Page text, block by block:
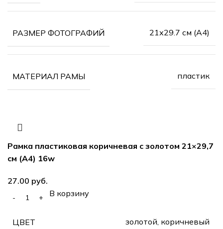
РАЗМЕР ФОТОГРАФИЙ 21х29.7 см (А4)
МАТЕРИАЛ РАМЫ пластик
Рамка пластиковая коричневая с золотом 21×29,7
см (А4) 16w
27.00 руб.
В корзину
ЦВЕТ золотой, коричневый